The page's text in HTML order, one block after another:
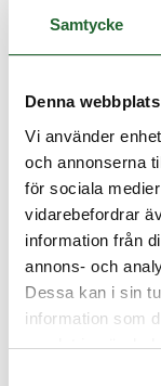
Samtycke
Denna
Vi använder
och annonserna
för sociala
vidarebefordrar
information från
annons- och
Dessa kan i sin
information som
samlat in när du
Skruv
Artikelnamn:
Artnr:U6S7/
Lagerstatus:I lager
1+
10+
25+